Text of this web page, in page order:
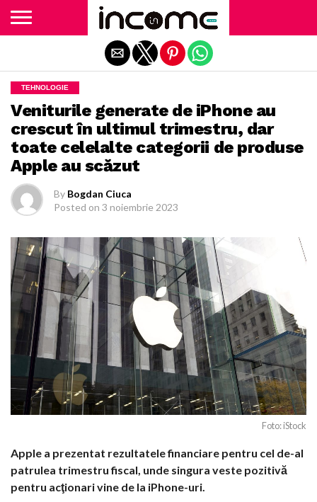
TEHNOLOGIE
Veniturile generate de iPhone au
crescut în ultimul trimestru, dar
toate celelalte categorii de produse
Apple au scăzut
By Bogdan Ciuca
Posted on 3 noiembrie 2023
Foto: iStock
Apple a prezentat rezultatele financiare pentru cel de-al
patrulea trimestru fiscal, unde singura veste pozitivă
pentru acţionari vine de la iPhone-uri.
Exit mobile version